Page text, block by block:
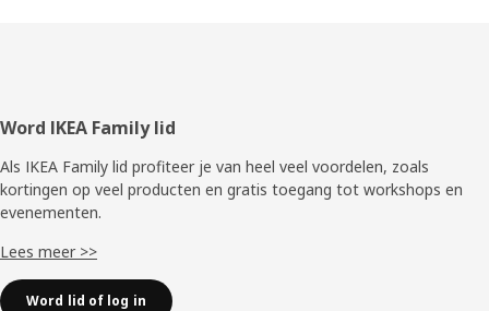
Voettekst
Word IKEA Family lid
Als IKEA Family lid profiteer je van heel veel voordelen, zoals
kortingen op veel producten en gratis toegang tot workshops en
evenementen.
Lees meer >>
Word lid of log in